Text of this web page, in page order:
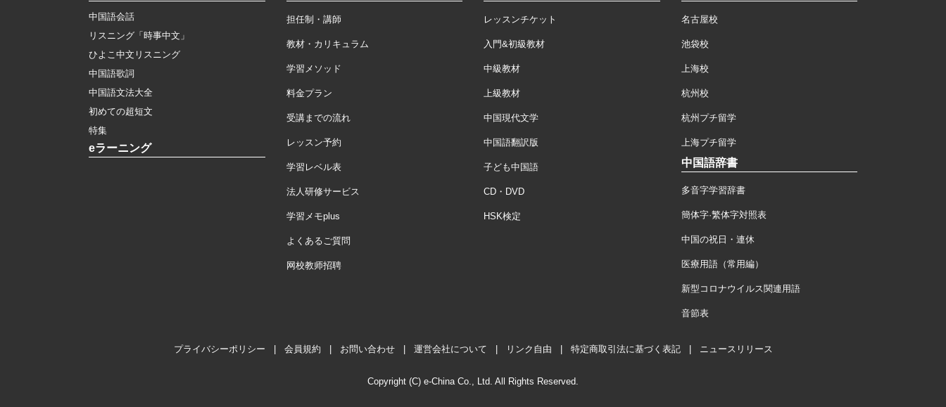
中国語会話
リスニング「時事中文」
ひよこ中文リスニング
中国語歌詞
中国語文法大全
初めての超短文
特集
eラーニング
担任制・講師
教材・カリキュラム
学習メソッド
料金プラン
受講までの流れ
レッスン予約
学習レベル表
法人研修サービス
学習メモplus
よくあるご質問
网校教师招聘
レッスンチケット
入門&初級教材
中級教材
上級教材
中国現代文学
中国語翻訳版
子ども中国語
CD・DVD
HSK検定
名古屋校
池袋校
上海校
杭州校
杭州プチ留学
上海プチ留学
中国語辞書
多音字学習辞書
簡体字·繁体字対照表
中国の祝日・連休
医療用語（常用編）
新型コロナウイルス関連用語
音節表
プライバシーポリシー 会員規約 お問い合わせ 運営会社について リンク自由 特定商取引法に基づく表記 ニュースリリース
Copyright (C) e-China Co., Ltd. All Rights Reserved.